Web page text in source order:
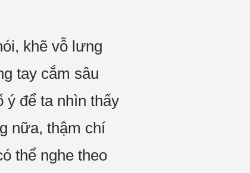
khẽ vỗ lưng
tay cắm sâu
ý để ta nhìn thấy
nữa, thậm chí
thể nghe theo